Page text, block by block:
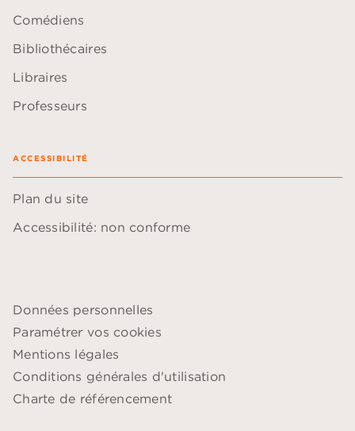
Comédiens
Bibliothécaires
Libraires
Professeurs
ACCESSIBILITÉ
Plan du site
Accessibilité: non conforme
Données personnelles
Paramétrer vos cookies
Mentions légales
Conditions générales d'utilisation
Charte de référencement